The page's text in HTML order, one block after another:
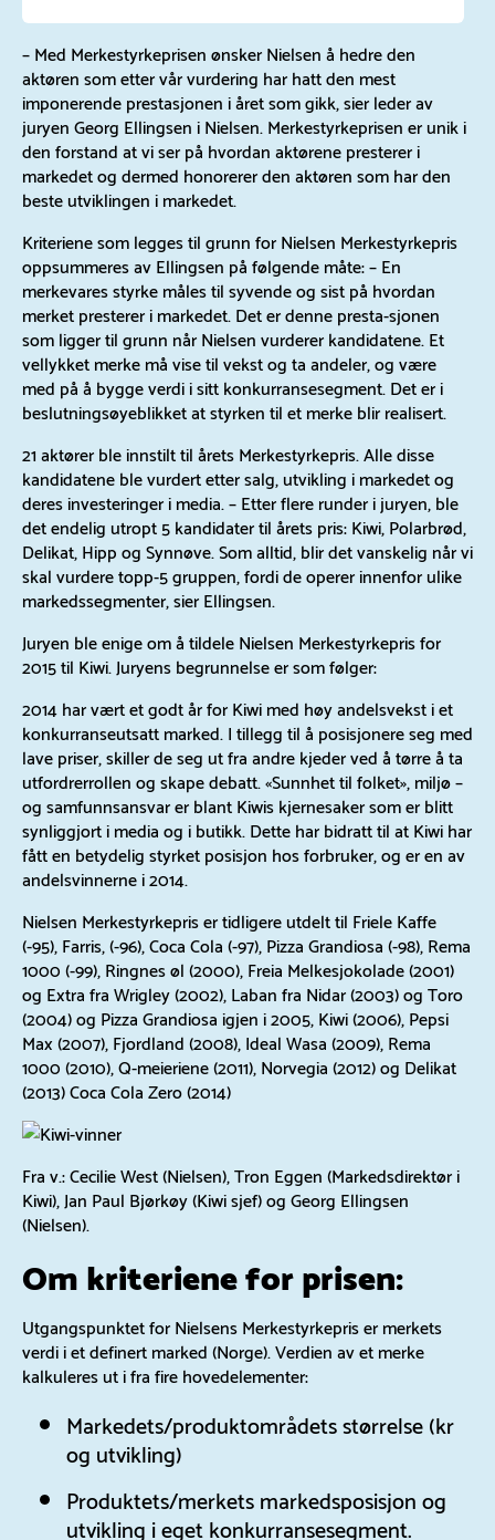
– Med Merkestyrkeprisen ønsker Nielsen å hedre den
aktøren som etter vår vurdering har hatt den mest
imponerende prestasjonen i året som gikk, sier leder av
juryen Georg Ellingsen i Nielsen. Merkestyrkeprisen er unik i
den forstand at vi ser på hvordan aktørene presterer i
markedet og dermed honorerer den aktøren som har den
beste utviklingen i markedet.
Kriteriene som legges til grunn for Nielsen Merkestyrkepris
oppsummeres av Ellingsen på følgende måte: – En
merkevares styrke måles til syvende og sist på hvordan
merket presterer i markedet. Det er denne presta-sjonen
som ligger til grunn når Nielsen vurderer kandidatene. Et
vellykket merke må vise til vekst og ta andeler, og være
med på å bygge verdi i sitt konkurransesegment. Det er i
beslutningsøyeblikket at styrken til et merke blir realisert.
21 aktører ble innstilt til årets Merkestyrkepris. Alle disse
kandidatene ble vurdert etter salg, utvikling i markedet og
deres investeringer i media. – Etter flere runder i juryen, ble
det endelig utropt 5 kandidater til årets pris: Kiwi, Polarbrød,
Delikat, Hipp og Synnøve. Som alltid, blir det vanskelig når vi
skal vurdere topp-5 gruppen, fordi de operer innenfor ulike
markedssegmenter, sier Ellingsen.
Juryen ble enige om å tildele Nielsen Merkestyrkepris for
2015 til Kiwi. Juryens begrunnelse er som følger:
2014 har vært et godt år for Kiwi med høy andelsvekst i et
konkurranseutsatt marked. I tillegg til å posisjonere seg med
lave priser, skiller de seg ut fra andre kjeder ved å tørre å ta
utfordrerrollen og skape debatt. «Sunnhet til folket», miljø –
og samfunnsansvar er blant Kiwis kjernesaker som er blitt
synliggjort i media og i butikk. Dette har bidratt til at Kiwi har
fått en betydelig styrket posisjon hos forbruker, og er en av
andelsvinnerne i 2014.
Nielsen Merkestyrkepris er tidligere utdelt til Friele Kaffe
(-95), Farris, (-96), Coca Cola (-97), Pizza Grandiosa (-98), Rema
1000 (-99), Ringnes øl (2000), Freia Melkesjokolade (2001)
og Extra fra Wrigley (2002), Laban fra Nidar (2003) og Toro
(2004) og Pizza Grandiosa igjen i 2005, Kiwi (2006), Pepsi
Max (2007), Fjordland (2008), Ideal Wasa (2009), Rema
1000 (2010), Q-meieriene (2011), Norvegia (2012) og Delikat
(2013) Coca Cola Zero (2014)
Fra v.: Cecilie West (Nielsen), Tron Eggen (Markedsdirektør i
Kiwi), Jan Paul Bjørkøy (Kiwi sjef) og Georg Ellingsen
(Nielsen).
Om kriteriene for prisen:
Utgangspunktet for Nielsens Merkestyrkepris er merkets
verdi i et definert marked (Norge). Verdien av et merke
kalkuleres ut i fra fire hovedelementer:
Markedets/produktområdets størrelse (kr
og utvikling)
Produktets/merkets markedsposisjon og
utvikling i eget konkurransesegment.